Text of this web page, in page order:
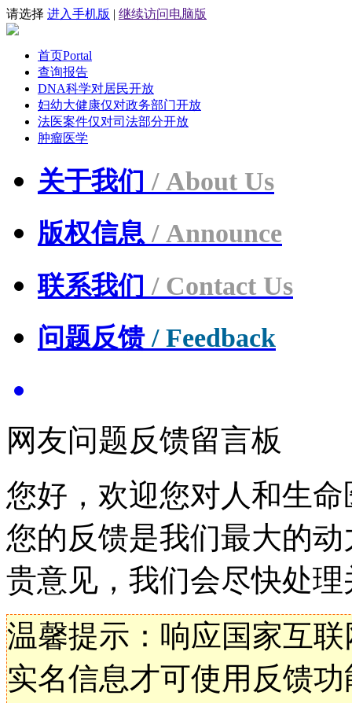
请选择 进入手机版 | 继续访问电脑版
首页Portal
查询报告
DNA科学对居民开放
妇幼大健康仅对政务部门开放
法医案件仅对司法部分开放
肿瘤医学
关于我们 / About Us
版权信息 / Announce
联系我们 / Contact Us
问题反馈/ Feedback
网友问题反馈留言板
您好，欢迎您对人和生
您的反馈是我们最大的
贵意见，我们会尽快处
温馨提示：响应国家互
实名信息才可使用反馈